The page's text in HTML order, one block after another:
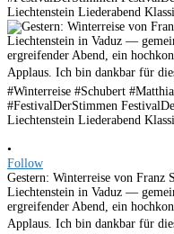
•
Follow
Gestern: Winterreise von Franz
Liechtenstein in Vaduz —
ergreifender Abend, ein
Applaus. Ich bin dankbar für